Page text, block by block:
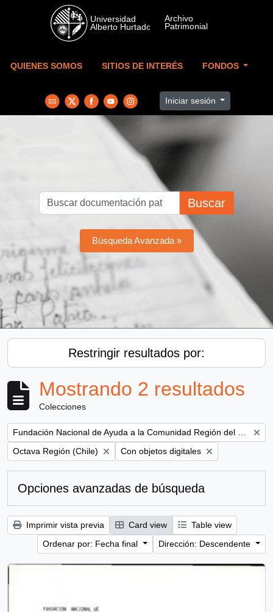
Skip to main content
QUIENES SOMOS SITIOS DE INTERÉS FONDOS
Iniciar sesión
Buscar
Búsqueda Avanzada »
Restringir resultados por:
Mostrando 2 resultados
Colecciones
Remove filter:
Remove filter:
Octava Región (Chile) Remove filter:
Con objetos digitales
Opciones avanzadas de búsqueda
Imprimir vista previa Card view
Table view
Ordenar por: Fecha final
Dirección: Descendente